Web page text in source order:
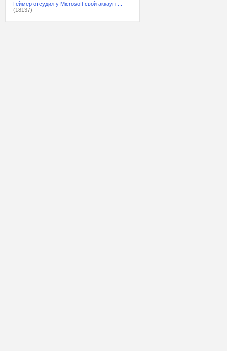
Геймер отсудил у Microsoft свой аккаунт...
(18137)